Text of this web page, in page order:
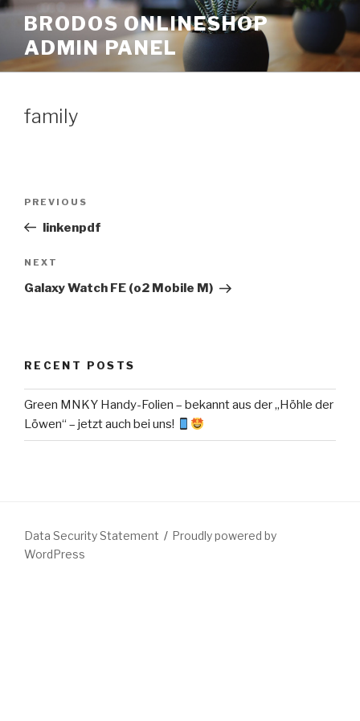
Skip
content
BRODOS ONLINESHOP
ADMIN PANEL
family
Previous
Post
PREVIOUS
linkenpdf
Next
Post
NEXT
Galaxy Watch FE (o2 Mobile M)
RECENT POSTS
Green MNKY Handy-Folien – bekannt aus der „Höhle der
Löwen“ – jetzt auch bei uns!
Data Security Statement
Proudly powered by
WordPress